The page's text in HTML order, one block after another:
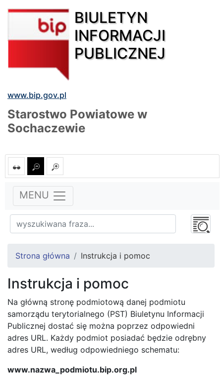
BIULETYN
INFORMACJI
PUBLICZNEJ
www.bip.gov.pl
Starostwo Powiatowe w
Sochaczewie
MENU
Strona główna Instrukcja i pomoc
Instrukcja i pomoc
Na główną stronę podmiotową danej podmiotu
samorządu terytorialnego (PST) Biuletynu Informacji
Publicznej dostać się można poprzez odpowiedni
adres URL. Każdy podmiot posiadać będzie odrębny
adres URL, według odpowiedniego schematu:
www.nazwa_podmiotu.bip.org.pl